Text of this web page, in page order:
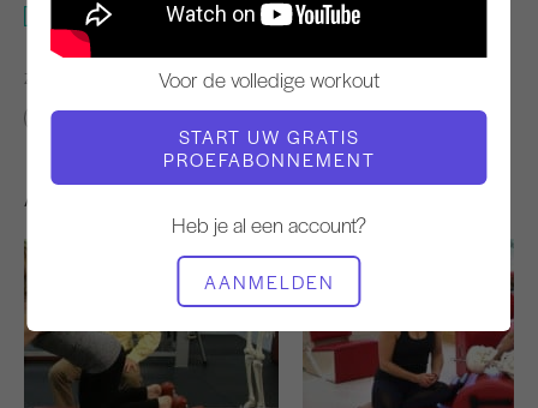
Voor de volledige workout
START UW GRATIS
PROEFABONNEMENT
Heb je al een account?
AANMELDEN
Springplank
ZOEK VERGELIJKBARE LESSEN VOOR
Intermediair
Andere workouts die je misschien leuk vindt